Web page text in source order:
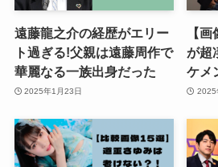
遠藤龍之介の経歴がエリー
ト過ぎる!父親は遠藤周作で
華麗なる一族出身だった
2025年1月23日
【
が超
ケメ
2025